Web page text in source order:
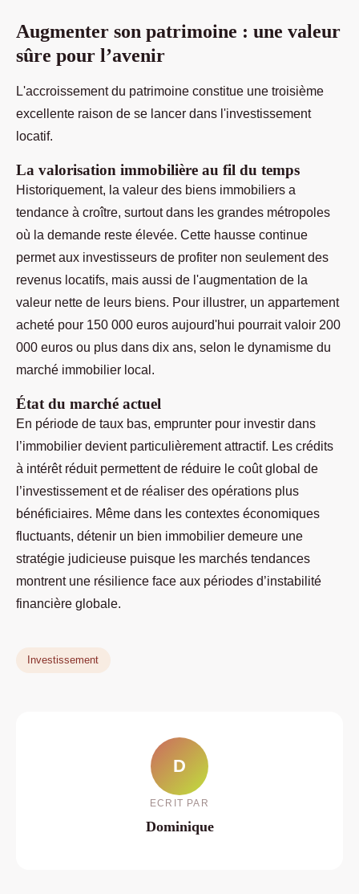
Augmenter son patrimoine : une valeur
sûre pour l’avenir
L'accroissement du patrimoine constitue une troisième
excellente raison de se lancer dans l'investissement
locatif.
La valorisation immobilière au fil du temps
Historiquement, la valeur des biens immobiliers a
tendance à croître, surtout dans les grandes métropoles
où la demande reste élevée. Cette hausse continue
permet aux investisseurs de profiter non seulement des
revenus locatifs, mais aussi de l'augmentation de la
valeur nette de leurs biens. Pour illustrer, un appartement
acheté pour 150 000 euros aujourd'hui pourrait valoir 200
000 euros ou plus dans dix ans, selon le dynamisme du
marché immobilier local.
État du marché actuel
En période de taux bas, emprunter pour investir dans
l’immobilier devient particulièrement attractif. Les crédits
à intérêt réduit permettent de réduire le coût global de
l’investissement et de réaliser des opérations plus
bénéficiaires. Même dans les contextes économiques
fluctuants, détenir un bien immobilier demeure une
stratégie judicieuse puisque les marchés tendances
montrent une résilience face aux périodes d’instabilité
financière globale.
Investissement
D
ECRIT PAR
Dominique